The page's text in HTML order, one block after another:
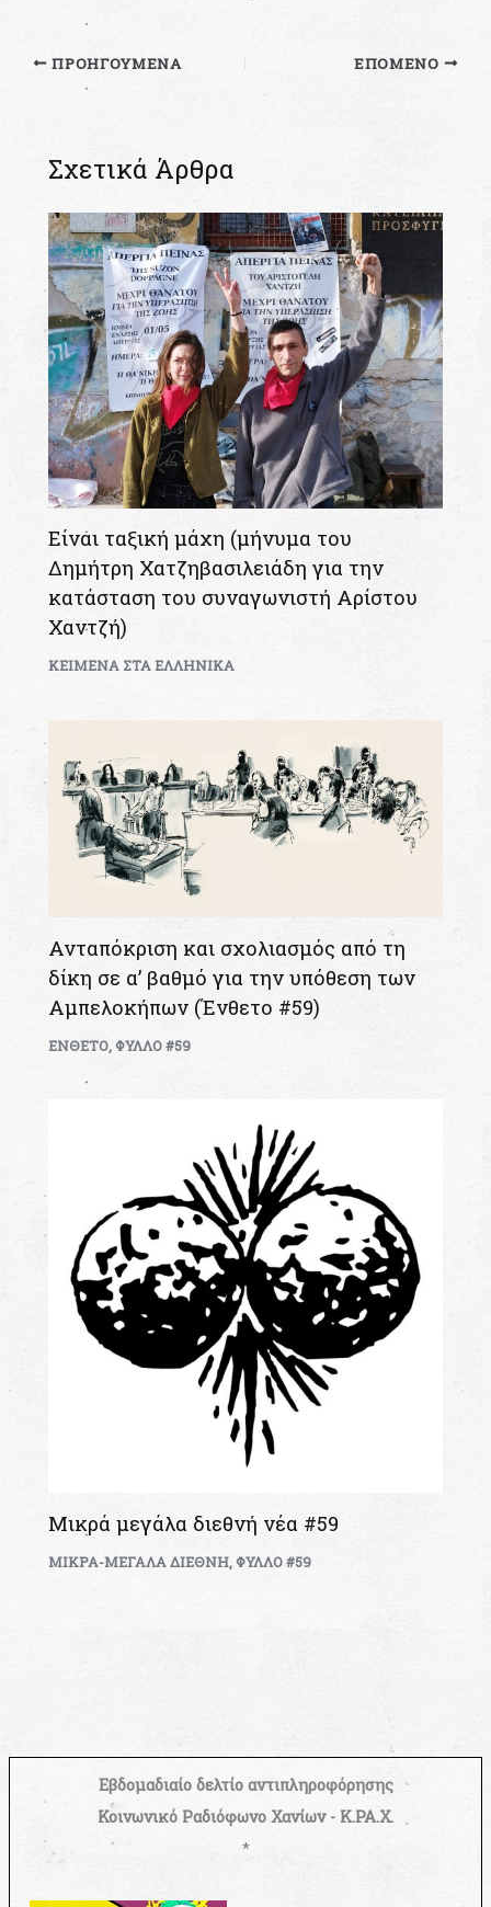
ΠΡΟΗΓΟΎΜΕΝΑ ΕΠΌΜΕΝΟ
Σχετικά Άρθρα
Είναι ταξική μάχη (μήνυμα του
Δημήτρη Χατζηβασιλειάδη για την
κατάσταση του συναγωνιστή Αρίστου
Χαντζή)
KEIMENA ΣΤΑ ΕΛΛΗΝΙΚΑ
Ανταπόκριση και σχολιασμός από τη
δίκη σε α’ βαθμό για την υπόθεση των
Αμπελοκήπων (Ένθετο #59)
ΕΝΘΕΤΟ, ΦΥΛΛΟ #59
Μικρά μεγάλα διεθνή νέα #59
ΜΙΚΡΑ-ΜΕΓΑΛΑ ΔΙΕΘΝΗ,ΦΥΛΛΟ #59
Εβδομαδιαίο δελτίο αντιπληροφόρησης
Κοινωνικό Ραδιόφωνο Χανίων - Κ.ΡΑ.Χ.
*